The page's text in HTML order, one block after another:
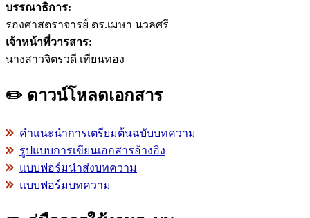
บรรณาธิการ:
รองศาสตราจารย์ ดร.เมษา นวลศรี
เจ้าหน้าที่วารสาร:
นางสาวจิตรวดี เทียนทอง
✏️ ดาวน์โหลดเอกสาร
คำแนะนำการเตรียมต้นฉบับบทความ
รูปแบบการเขียนเอกสารอ้างอิง
แบบฟอร์มนำส่งบทความ
แบบฟอร์มบทความ